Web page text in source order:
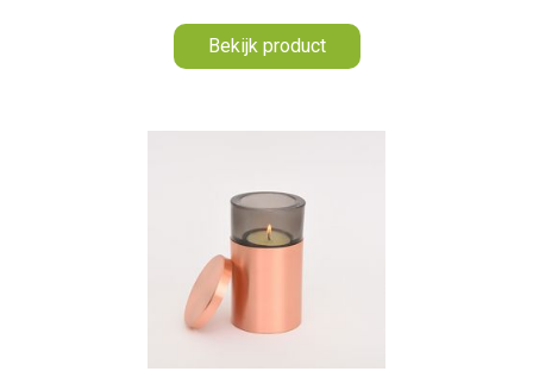
Bekijk product